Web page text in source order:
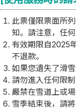
此票僅限票面所
知。請注意，任
有效期限自2025
不退款。
如果您遺失了滑
請勿進入任何限
嚴禁在雪道上或
雪季結束後，請